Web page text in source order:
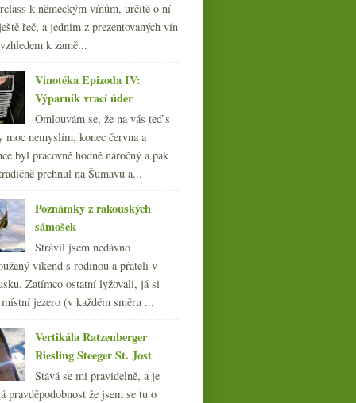
k německým vínům, určitě o ní
řeč, a jedním z prezentovaných vín
k zamě...
Vinotéka Epizoda IV:
Výparník vrací úder
Omlouvám se, že na vás teď s
moc nemyslím, konec června a
byl pracovně hodně náročný a pak
prchnul na Šumavu a...
Poznámky z rakouských
sámošek
Strávil jsem nedávno
víkend s rodinou a přáteli v
Zatímco ostatní lyžovali, já si
jezero (v každém směru ...
Vertikála Ratzenberger
Riesling Steeger St. Jost
Stává se mi pravidelně, a je
pravděpodobnost že jsem se tu o